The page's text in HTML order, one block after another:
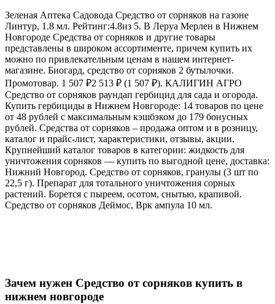
Зеленая Аптека Садовода Средство от сорняков на газоне
Линтур, 1.8 мл. Рейтинг:4.8из 5. В Леруа Мерлен в Нижнем
Новгороде Средства от сорняков и другие товары
представлены в широком ассортименте, причем купить их
можно по привлекательным ценам в нашем интернет-
магазине. Биогард, средство от сорняков 2 бутылочки.
Промотовар. 1 507 ₽2 513 ₽ (1 507 ₽). КАЛИГИН АГРО
Средство от сорняков раундап гербицид для сада и огорода.
Купить гербициды в Нижнем Новгороде: 14 товаров по цене
от 48 рублей с максимальным кэшбэком до 179 бонусных
рублей. Средства от сорняков – продажа оптом и в розницу,
каталог и прайс-лист, характеристики, отзывы, акции.
Крупнейший каталог товаров в категории: жидкость для
уничтожения сорняков — купить по выгодной цене, доставка:
Нижний Новгород. Средство от сорняков, гранулы (3 шт по
22,5 г). Препарат для тотального уничтожения сорных
растений. Борется с пыреем, осотом, снытью, крапивой.
Средство от сорняков Деймос, Врк ампула 10 мл.
Зачем нужен Средство от сорняков купить в
нижнем новгороде